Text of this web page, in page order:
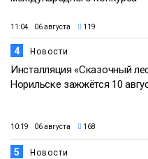
11:04 06 августа 119
4 Новости
Инсталляция «Сказочный
Норильске зажжётся 10
10:19 06 августа 168
5 Новости